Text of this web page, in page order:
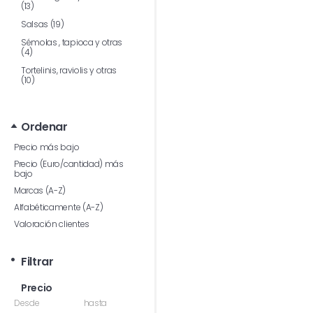
(13)
Salsas (19)
Sémolas , tapioca y otras
(4)
Tortelinis, raviolis y otras
(10)
Ordenar
Precio más bajo
Precio (Euro/cantidad) más
bajo
Marcas (A-Z)
Alfabéticamente (A-Z)
Valoración clientes
Filtrar
Precio
Desde hasta